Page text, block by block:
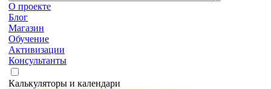
О проекте
Блог
Магазин
Обучение
Активизации
Консультанты
Калькуляторы и календари